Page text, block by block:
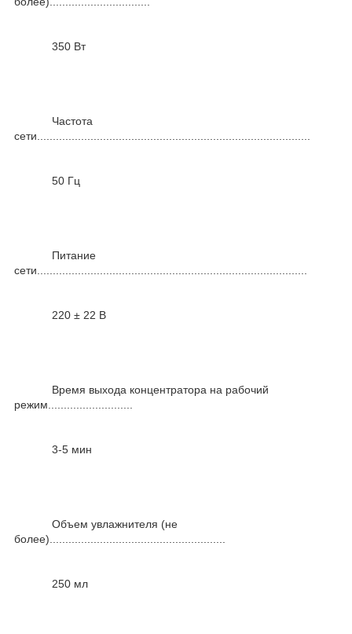
350 Вт
Частота
сети.......................................................................................
50 Гц
Питание
сети......................................................................................
220 ± 22 В
Время выхода концентратора на рабочий
режим...........................
3-5 мин
Объем увлажнителя (не
более)........................................................
250 мл